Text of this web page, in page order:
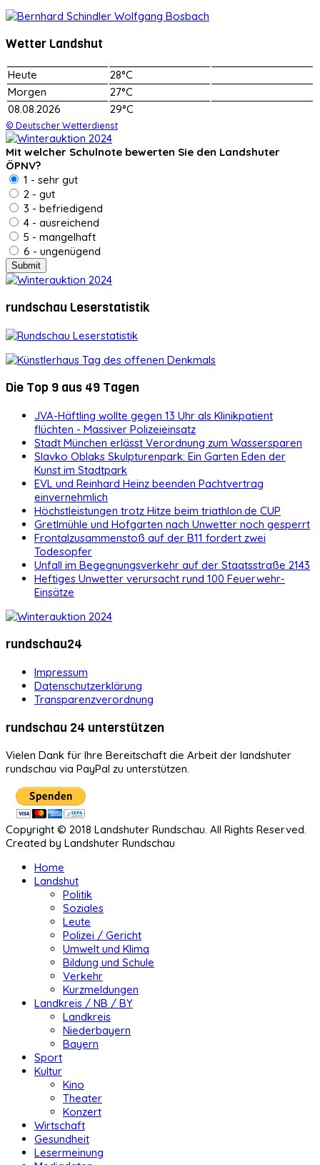
Wetter Landshut
Heute
28°C
Morgen
27°C
08.08.2026
29°C
© Deutscher Wetterdienst
Mit welcher Schulnote bewerten Sie den Landshuter
ÖPNV?
1 - sehr gut
2 - gut
3 - befriedigend
4 - ausreichend
5 - mangelhaft
6 - ungenügend
rundschau Leserstatistik
Die Top 9 aus 49 Tagen
JVA-Häftling wollte gegen 13 Uhr als Klinikpatient
flüchten - Massiver Polizeieinsatz
Stadt München erlässt Verordnung zum Wassersparen
Slavko Oblaks Skulpturenpark: Ein Garten Eden der
Kunst im Stadtpark
EVL und Reinhard Heinz beenden Pachtvertrag
einvernehmlich
Höchstleistungen trotz Hitze beim triathlon.de CUP
Gretlmühle und Hofgarten nach Unwetter noch gesperrt
Frontalzusammenstoß auf der B11 fordert zwei
Todesopfer
Unfall im Begegnungsverkehr auf der Staatsstraße 2143
Heftiges Unwetter verursacht rund 100 Feuerwehr-
Einsätze
rundschau24
Impressum
Datenschutzerklärung
Transparenzverordnung
rundschau 24 unterstützen
Vielen Dank für Ihre Bereitschaft die Arbeit der landshuter
rundschau via PayPal zu unterstützen.
Copyright © 2018 Landshuter Rundschau. All Rights Reserved.
Created by Landshuter Rundschau
Home
Landshut
Politik
Soziales
Leute
Polizei / Gericht
Umwelt und Klima
Bildung und Schule
Verkehr
Kurzmeldungen
Landkreis / NB / BY
Landkreis
Niederbayern
Bayern
Sport
Kultur
Kino
Theater
Konzert
Wirtschaft
Gesundheit
Lesermeinung